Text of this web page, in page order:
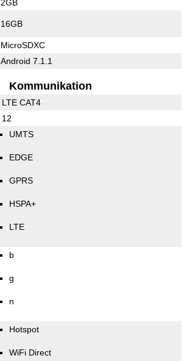
2GB
16GB
MicroSDXC
Android 7.1.1
Kommunikation
LTE CAT4
12
UMTS
EDGE
GPRS
HSPA+
LTE
b
g
n
Hotspot
WiFi Direct